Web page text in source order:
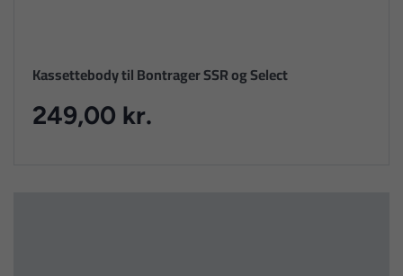
Kassettebody til Bontrager SSR og Select
249,00 kr.